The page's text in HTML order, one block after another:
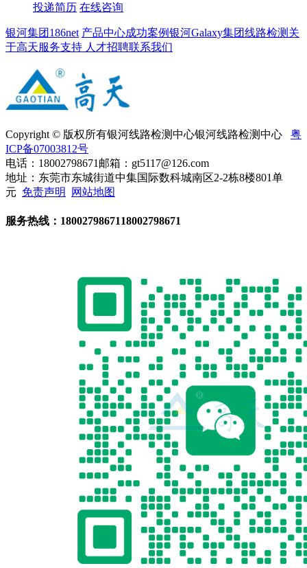
投递简历 在线咨询
银河集团186net 产品中心成功案例银河Galaxy集团线路检测 关
于高天服务支持 人才招聘联系我们
Copyright © 版权所有银河线路检测中心银河线路检测中心 粤
ICP备07003812号
电话：18002798671 邮箱：gt5117@126.com
地址：东莞市东城街道中集国际数科城南区2-2栋8楼801单
元 免责声明 网站地图
服务热线： 1800279867118002798671